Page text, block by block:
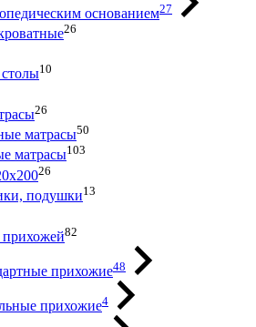
основанием27
26
10
26
матрасы50
матрасы103
26
подушки13
82
прихожие48
прихожие4